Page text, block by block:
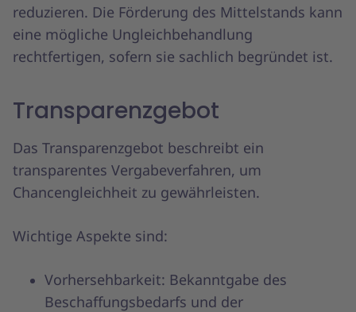
reduzieren. Die Förderung des Mittelstands kann
eine mögliche Ungleichbehandlung
rechtfertigen, sofern sie sachlich begründet ist.
Transparenzgebot
Das Transparenzgebot beschreibt ein
transparentes Vergabeverfahren, um
Chancengleichheit zu gewährleisten.
Wichtige Aspekte sind:
Vorhersehbarkeit: Bekanntgabe des
Beschaffungsbedarfs und der